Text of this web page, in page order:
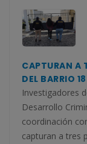
CAPTURAN A
DEL BARRIO
Investigadores
Desarrollo
coordinación
capturan a tres